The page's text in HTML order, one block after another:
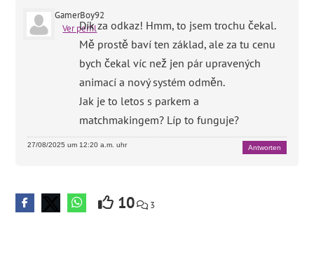
GamerBoy92
Ver perfilDík za odkaz! Hmm, to jsem trochu čekal.
Mě prostě baví ten základ, ale za tu cenu
bych čekal víc než jen pár upravených
animací a nový systém odměn.
Jak je to letos s parkem a
matchmakingem? Líp to funguje?
27/08/2025 um 12:20 a.m. uhr Antworten
10 3